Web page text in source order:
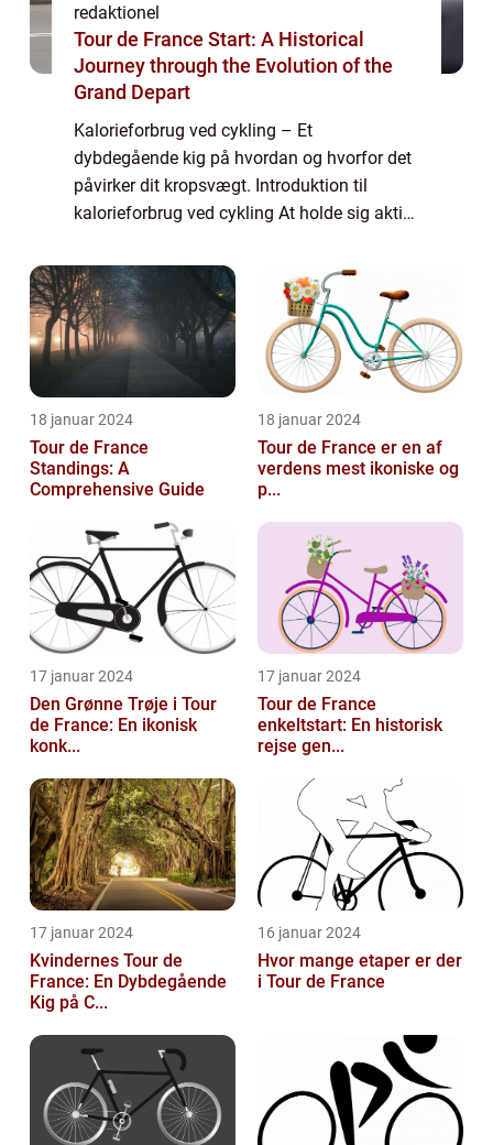
redaktionel
Tour de France Start: A Historical
Journey through the Evolution of the
Grand Depart
Kalorieforbrug ved cykling – Et
dybdegående kig på hvordan og hvorfor det
påvirker dit kropsvægt. Introduktion til
kalorieforbrug ved cykling At holde sig aktiv
mennesker søger forskellige måder at...
18 januar 2024
Tour de France
Standings: A
Comprehensive Guide
18 januar 2024
Tour de France er en af
verdens mest ikoniske og
p...
17 januar 2024
Den Grønne Trøje i Tour
de France: En ikonisk
konk...
17 januar 2024
Tour de France
enkeltstart: En historisk
rejse gen...
17 januar 2024
Kvindernes Tour de
France: En Dybdegående
Kig på C...
16 januar 2024
Hvor mange etaper er der
i Tour de France